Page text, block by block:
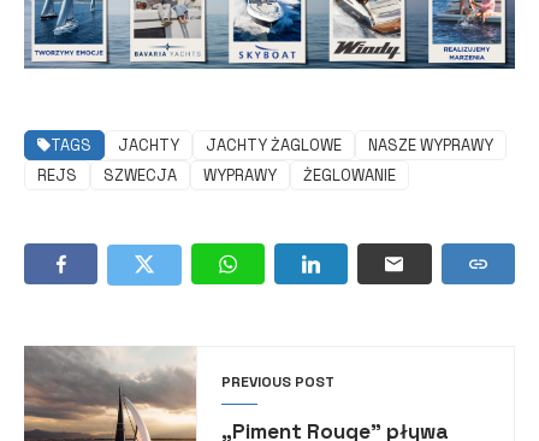
TAGS JACHTY JACHTY ŻAGLOWE
NASZE WYPRAWY
REJS
SZWECJA WYPRAWY ŻEGLOWANIE
PREVIOUS POST
„Piment Rouge” pływa